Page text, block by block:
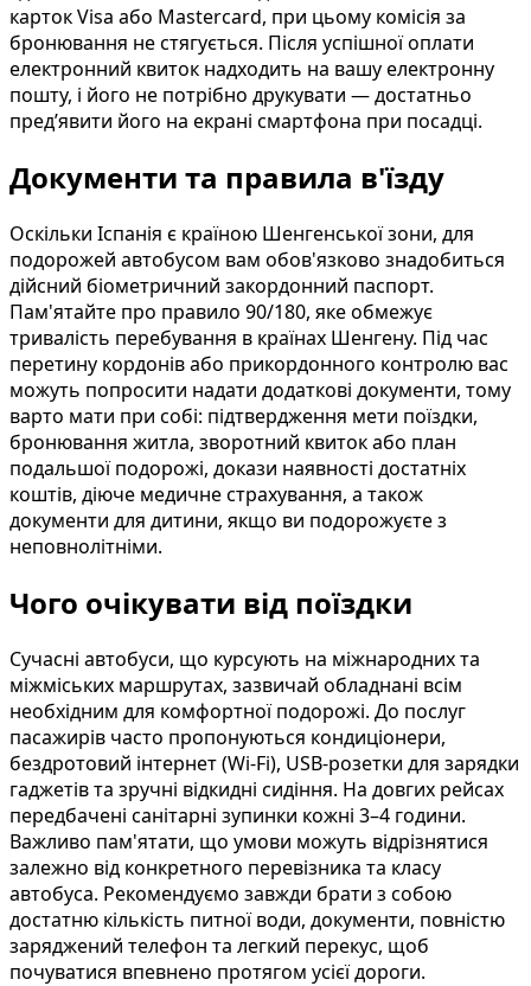
карток Visa або Mastercard, при цьому комісія за
бронювання не стягується. Після успішної оплати
електронний квиток надходить на вашу електронну
пошту, і його не потрібно друкувати — достатньо
пред’явити його на екрані смартфона при посадці.
Документи та правила в'їзду
Оскільки Іспанія є країною Шенгенської зони, для
подорожей автобусом вам обов'язково знадобиться
дійсний біометричний закордонний паспорт.
Пам'ятайте про правило 90/180, яке обмежує
тривалість перебування в країнах Шенгену. Під час
перетину кордонів або прикордонного контролю вас
можуть попросити надати додаткові документи, тому
варто мати при собі: підтвердження мети поїздки,
бронювання житла, зворотний квиток або план
подальшої подорожі, докази наявності достатніх
коштів, діюче медичне страхування, а також
документи для дитини, якщо ви подорожуєте з
неповнолітніми.
Чого очікувати від поїздки
Сучасні автобуси, що курсують на міжнародних та
міжміських маршрутах, зазвичай обладнані всім
необхідним для комфортної подорожі. До послуг
пасажирів часто пропонуються кондиціонери,
бездротовий інтернет (Wi-Fi), USB-розетки для зарядки
гаджетів та зручні відкидні сидіння. На довгих рейсах
передбачені санітарні зупинки кожні 3–4 години.
Важливо пам'ятати, що умови можуть відрізнятися
залежно від конкретного перевізника та класу
автобуса. Рекомендуємо завжди брати з собою
достатню кількість питної води, документи, повністю
заряджений телефон та легкий перекус, щоб
почуватися впевнено протягом усієї дороги.